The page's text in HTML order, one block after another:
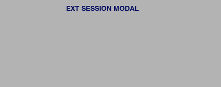
EXT SESSION MODAL